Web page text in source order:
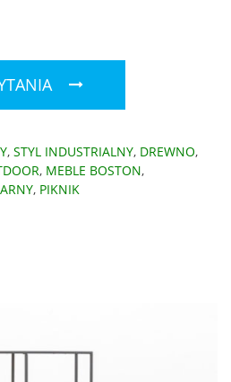
, STYL INDUSTRIALNY, DREWNO,
, MEBLE BOSTON,
, PIKNIK